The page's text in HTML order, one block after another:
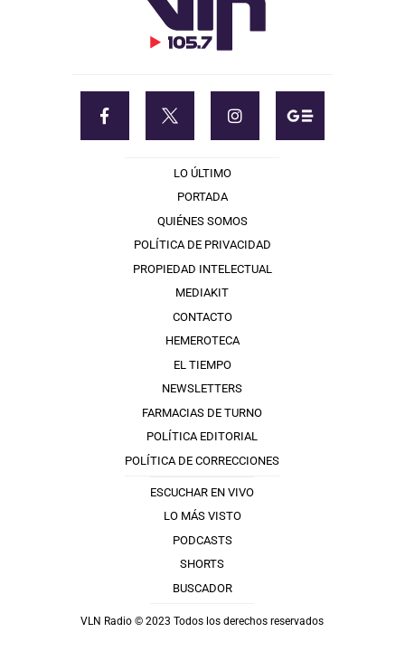
LO ÚLTIMO
PORTADA
QUIÉNES SOMOS
POLÍTICA DE PRIVACIDAD
PROPIEDAD INTELECTUAL
MEDIAKIT
CONTACTO
HEMEROTECA
EL TIEMPO
NEWSLETTERS
FARMACIAS DE TURNO
POLÍTICA EDITORIAL
POLÍTICA DE CORRECCIONES
ESCUCHAR EN VIVO
LO MÁS VISTO
PODCASTS
SHORTS
BUSCADOR
VLN Radio © 2023 Todos los derechos reservados